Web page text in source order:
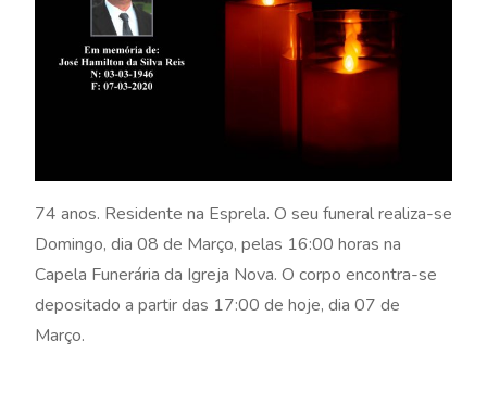
74 anos. Residente na Esprela. O seu funeral realiza-se
Domingo, dia 08 de Março, pelas 16:00 horas na
Capela Funerária da Igreja Nova. O corpo encontra-se
depositado a partir das 17:00 de hoje, dia 07 de
Março.